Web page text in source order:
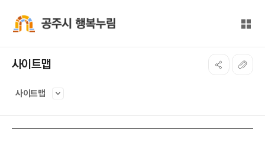
전체
사이트맵
사이트맵